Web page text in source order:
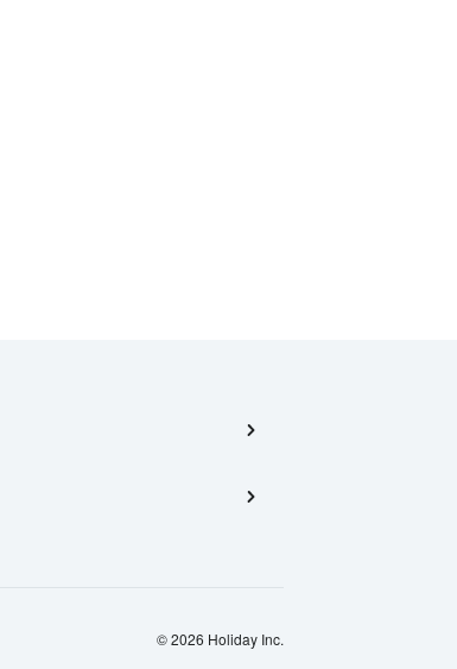
© 2026 Holiday Inc.